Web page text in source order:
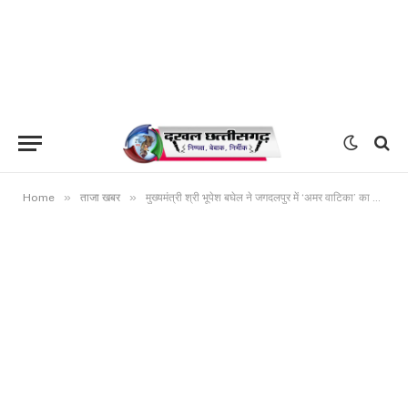
Home » ताजा खबर » मुख्यमंत्री श्री भूपेश बघेल ने जगदलपुर में ‘अमर वाटिका’ का किया लोकार्पण, शहीद जवानों को अर्पित की श्रद्धांजलि जगदलपुर में इंडिया गेट की तर्ज पर विकसित की जा रही है अमर वाटिका